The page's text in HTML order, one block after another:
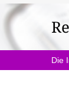
sich
hier:Die